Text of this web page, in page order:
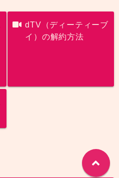
dTV（ディーティーブ
イ）の解約方法